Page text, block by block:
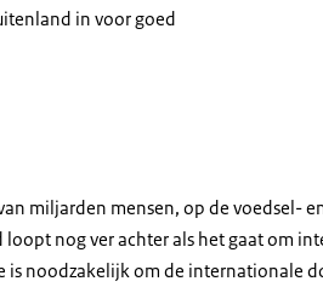
in voor goed
miljarden mensen, op de voedsel-
nog ver achter als het gaat om
is noodzakelijk om de internationale